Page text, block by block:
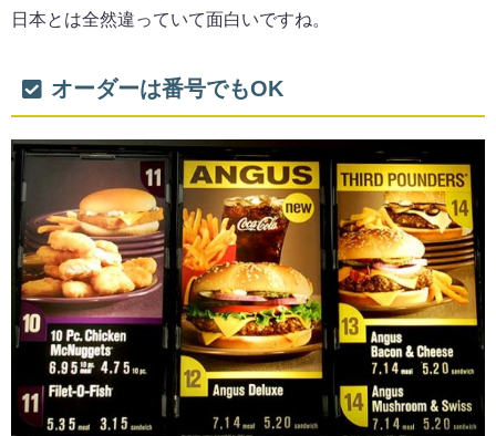
日本とは全然違っていて面白いですね。
オーダーは番号でもOK